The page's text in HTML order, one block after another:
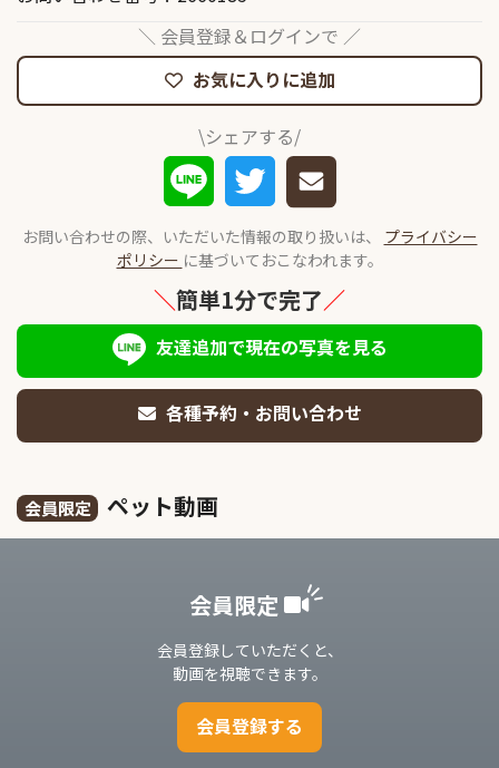
＼ 会員登録＆ログインで ／
お気に入りに追加
\シェアする/
お問い合わせの際、いただいた情報の取り扱いは、 プライバシー
ポリシー に基づいておこなわれます。
＼簡単1分で完了／
友達追加で現在の写真を見る
各種予約・お問い合わせ
会員限定 ペット動画
会員限定
会員登録していただくと、
動画を視聴できます。
会員登録する